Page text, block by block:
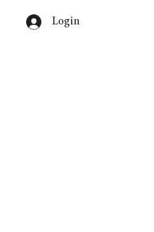
Login